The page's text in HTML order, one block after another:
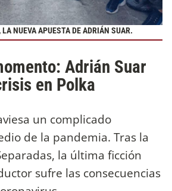
NUEVA APUESTA DE ADRIÁN SUAR.
Adrián Suar
en Polka
un complicado
de la pandemia. Tras la
la última ficción
sufre las consecuencias